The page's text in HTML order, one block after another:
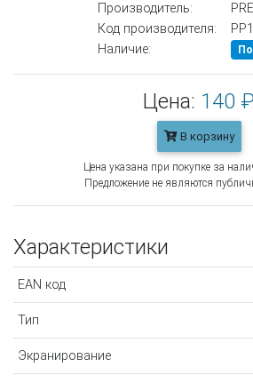
Производитель:
Код производителя:
Наличие:
Цена: 140 ₽
В корзину
Цена указана при покупке за
Предложение не являются
Характеристики
EAN код
Тип
Экранирование